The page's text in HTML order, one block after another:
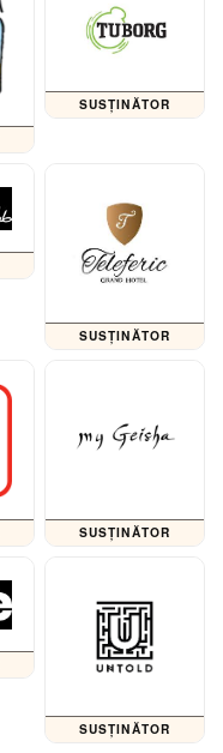
SUSȚINĂTOR
SUSȚINĂTOR
SUSȚINĂTOR
SUSȚINĂTOR